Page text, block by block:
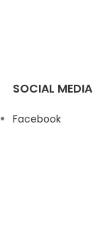
SOCIAL MEDIA
Facebook